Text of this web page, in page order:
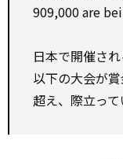
909,000 are
日本で開催さ
以下の大会が
超え、際立って